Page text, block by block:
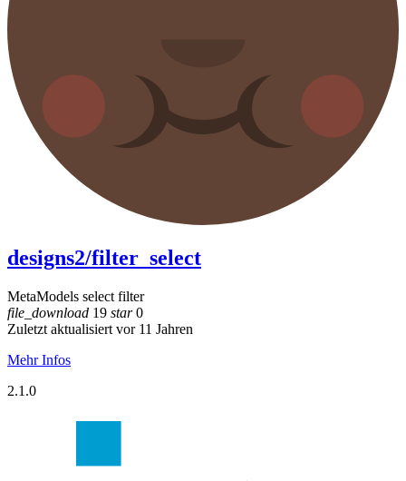
designs2/filter_select
MetaModels select filter
file_download 19 star0
Zuletzt aktualisiert vor 11 Jahren
Mehr Infos
2.1.0